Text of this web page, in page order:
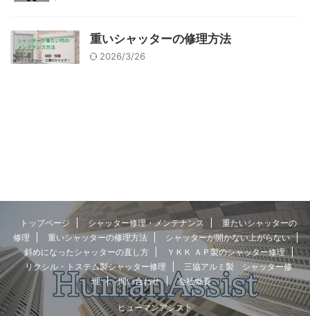
重いシャッターの修理方法
2026/3/26
トップページ シャッター修理・メンテナンス
重たいシャッターの
修理
重いシャッターの修理方法
シャッターが開かない上がらない
斜めになったシャッターの直し方
ＹＫＫ ＡＰ製のシャッター修理
リクシル・トステム製シャッター修理
三協アルミ製 シャッター修
理
問い合わせ 会社概要
ヒューマンアシスト